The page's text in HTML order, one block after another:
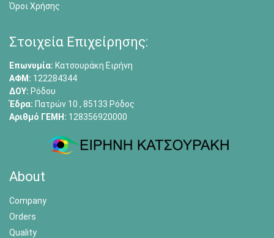
Όροι Χρήσης
Στοιχεία Επιχείρησης:
Επωνυμία: Κατσουράκη Ειρήνη
ΑΦΜ: 122284344
ΔΟΥ: Ρόδου
Έδρα: Πατρών 10 , 85133 Ρόδος
Αριθμό ΓΕΜΗ: 128356920000
About
Company
Orders
Quality